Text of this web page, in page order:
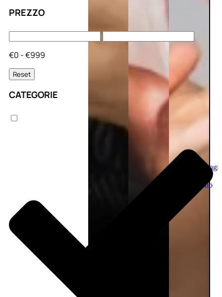
Aggiungi
carrello
PREZZO
€0 - €999
Reset
CATEGORIE